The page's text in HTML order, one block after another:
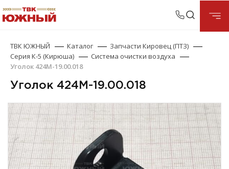
ТВК ЮЖНЫЙ Каталог
Запчасти Кировец (ПТЗ)
Серия К-5 (Кирюша)
Система очистки воздуха
Уголок 424М-19.00.018
Уголок 424М-19.00.018